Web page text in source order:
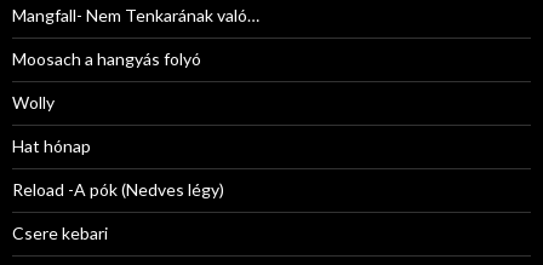
Mangfall- Nem Tenkarának való…
Moosach a hangyás folyó
Wolly
Hat hónap
Reload -A pók (Nedves légy)
Csere kebari